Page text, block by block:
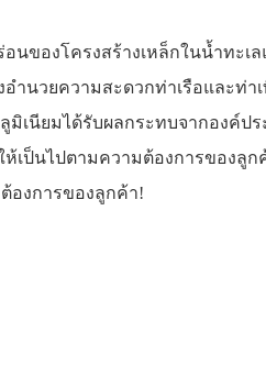
ของโครงสร้างเหล็กในน้ำทะเ
นวยความสะดวกท่าเรือและท่า
เนียมได้รับผลกระทบจากองค์ป
ห้เป็นไปตามความต้องการของลูก
องการของลูกค้า!